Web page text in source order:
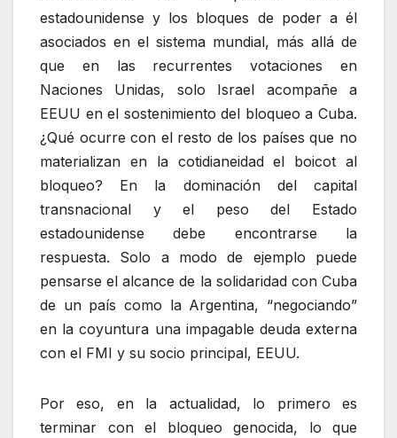
estadounidense y los bloques de poder a él
asociados en el sistema mundial, más allá de
que en las recurrentes votaciones en
Naciones Unidas, solo Israel acompañe a
EEUU en el sostenimiento del bloqueo a Cuba.
¿Qué ocurre con el resto de los países que no
materializan en la cotidianeidad el boicot al
bloqueo? En la dominación del capital
transnacional y el peso del Estado
estadounidense debe encontrarse la
respuesta. Solo a modo de ejemplo puede
pensarse el alcance de la solidaridad con Cuba
de un país como la Argentina, “negociando”
en la coyuntura una impagable deuda externa
con el FMI y su socio principal, EEUU.
Por eso, en la actualidad, lo primero es
terminar con el bloqueo genocida, lo que